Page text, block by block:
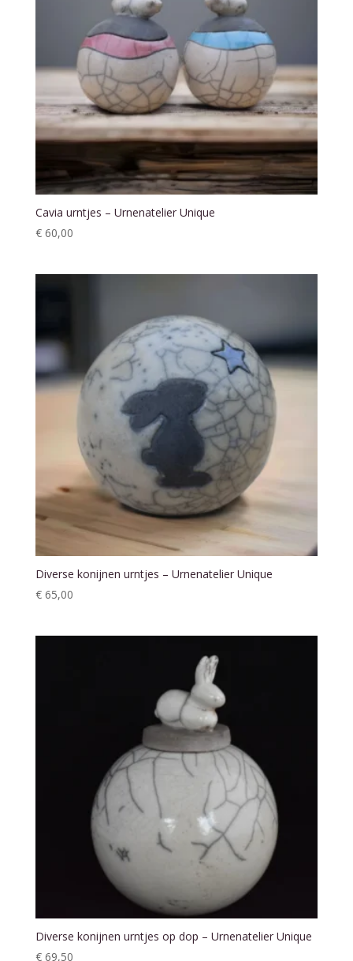
Cavia urntjes – Urnenatelier Unique
€60,00
Diverse konijnen urntjes – Urnenatelier Unique
€65,00
Diverse konijnen urntjes op dop – Urnenatelier Unique
€69,50